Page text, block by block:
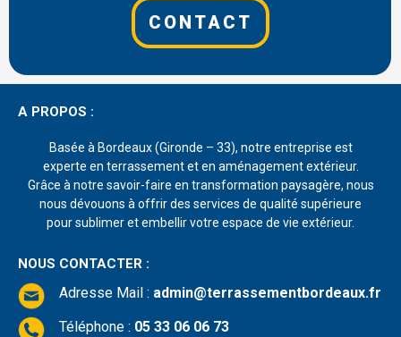
CONTACT
A PROPOS :
Basée à Bordeaux (Gironde – 33), notre entreprise est
experte en terrassement et en aménagement extérieur.
Grâce à notre savoir-faire en transformation paysagère, nous
nous dévouons à offrir des services de qualité supérieure
pour sublimer et embellir votre espace de vie extérieur.
NOUS CONTACTER :
Adresse Mail : admin@terrassementbordeaux.fr
Téléphone : 05 33 06 06 73